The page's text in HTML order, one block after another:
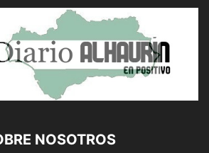
NOSOTROS